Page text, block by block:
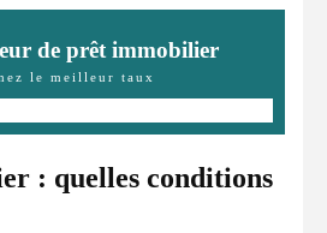
de prêt immobilier
le meilleur taux
: quelles conditions